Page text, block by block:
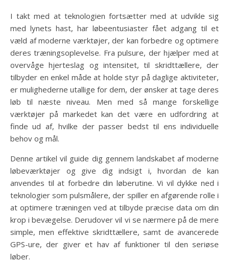
I takt med at teknologien fortsætter med at udvikle sig
med lynets hast, har løbeentusiaster fået adgang til et
væld af moderne værktøjer, der kan forbedre og optimere
deres træningsoplevelse. Fra pulsure, der hjælper med at
overvåge hjerteslag og intensitet, til skridttællere, der
tilbyder en enkel måde at holde styr på daglige aktiviteter,
er mulighederne utallige for dem, der ønsker at tage deres
løb til næste niveau. Men med så mange forskellige
værktøjer på markedet kan det være en udfordring at
finde ud af, hvilke der passer bedst til ens individuelle
behov og mål.
Denne artikel vil guide dig gennem landskabet af moderne
løbeværktøjer og give dig indsigt i, hvordan de kan
anvendes til at forbedre din løberutine. Vi vil dykke ned i
teknologier som pulsmålere, der spiller en afgørende rolle i
at optimere træningen ved at tilbyde præcise data om din
krop i bevægelse. Derudover vil vi se nærmere på de mere
simple, men effektive skridttællere, samt de avancerede
GPS-ure, der giver et hav af funktioner til den seriøse
løber.